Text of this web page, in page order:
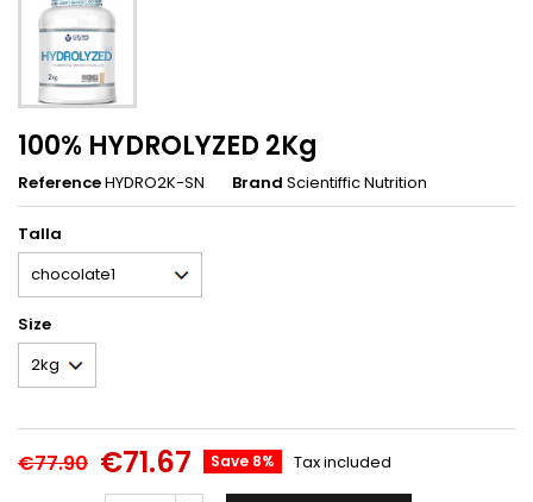
100% HYDROLYZED 2Kg
ReferenceHYDRO2K-SN Brand Scientiffic Nutrition
Talla
Size
€77.90 €71.67 Save 8% Tax included